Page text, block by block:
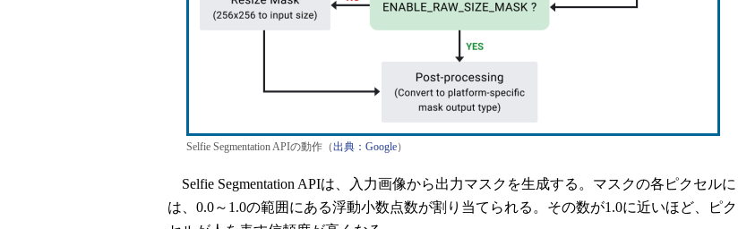
Selfie Segmentation APIの動作（出典：Google）
Selfie Segmentation APIは、入力画像から出力マスクを生成する。マスクの各ピクセルに
は、0.0～1.0の範囲にある浮動小数点数が割り当てられる。その数が1.0に近いほど、ピク